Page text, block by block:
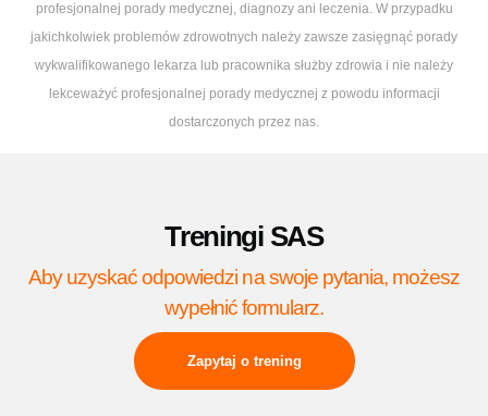
profesjonalnej porady medycznej, diagnozy ani leczenia. W przypadku
jakichkolwiek problemów zdrowotnych należy zawsze zasięgnąć porady
wykwalifikowanego lekarza lub pracownika służby zdrowia i nie należy
lekceważyć profesjonalnej porady medycznej z powodu informacji
dostarczonych przez nas.
Treningi SAS
Aby uzyskać odpowiedzi na swoje pytania, możesz
wypełnić formularz.
Zapytaj o trening